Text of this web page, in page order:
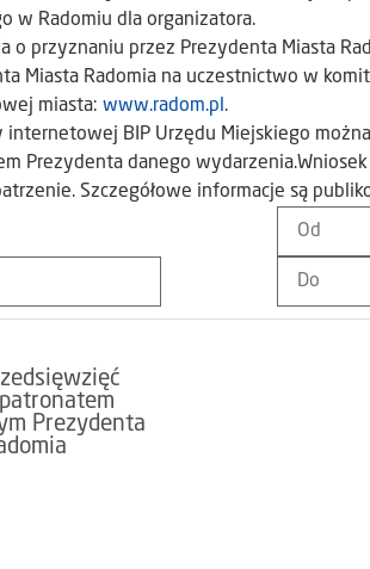
w Radomiu dla organizatora.
o przyznaniu przez Prezydenta Miasta
Miasta Radomia na uczestnictwo w
miasta: www.radom.pl.
internetowej BIP Urzędu Miejskiego
Prezydenta danego
Szczegółowe informacje są
Prezydenta